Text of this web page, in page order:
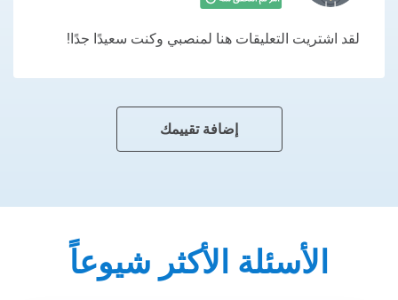
لقد اشتريت التعليقات هنا لمنصبي وكنت سعيدًا جدًا!
إضافة تقييمك
الأسئلة الأكثر شيوعاً